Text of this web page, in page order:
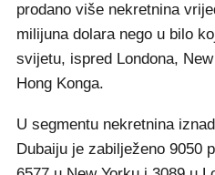
prodano više nekretnina
milijuna dolara nego u bilo
svijetu, ispred Londona,
Hong Konga.
U segmentu nekretnina
Dubaiju je zabilježeno 9050